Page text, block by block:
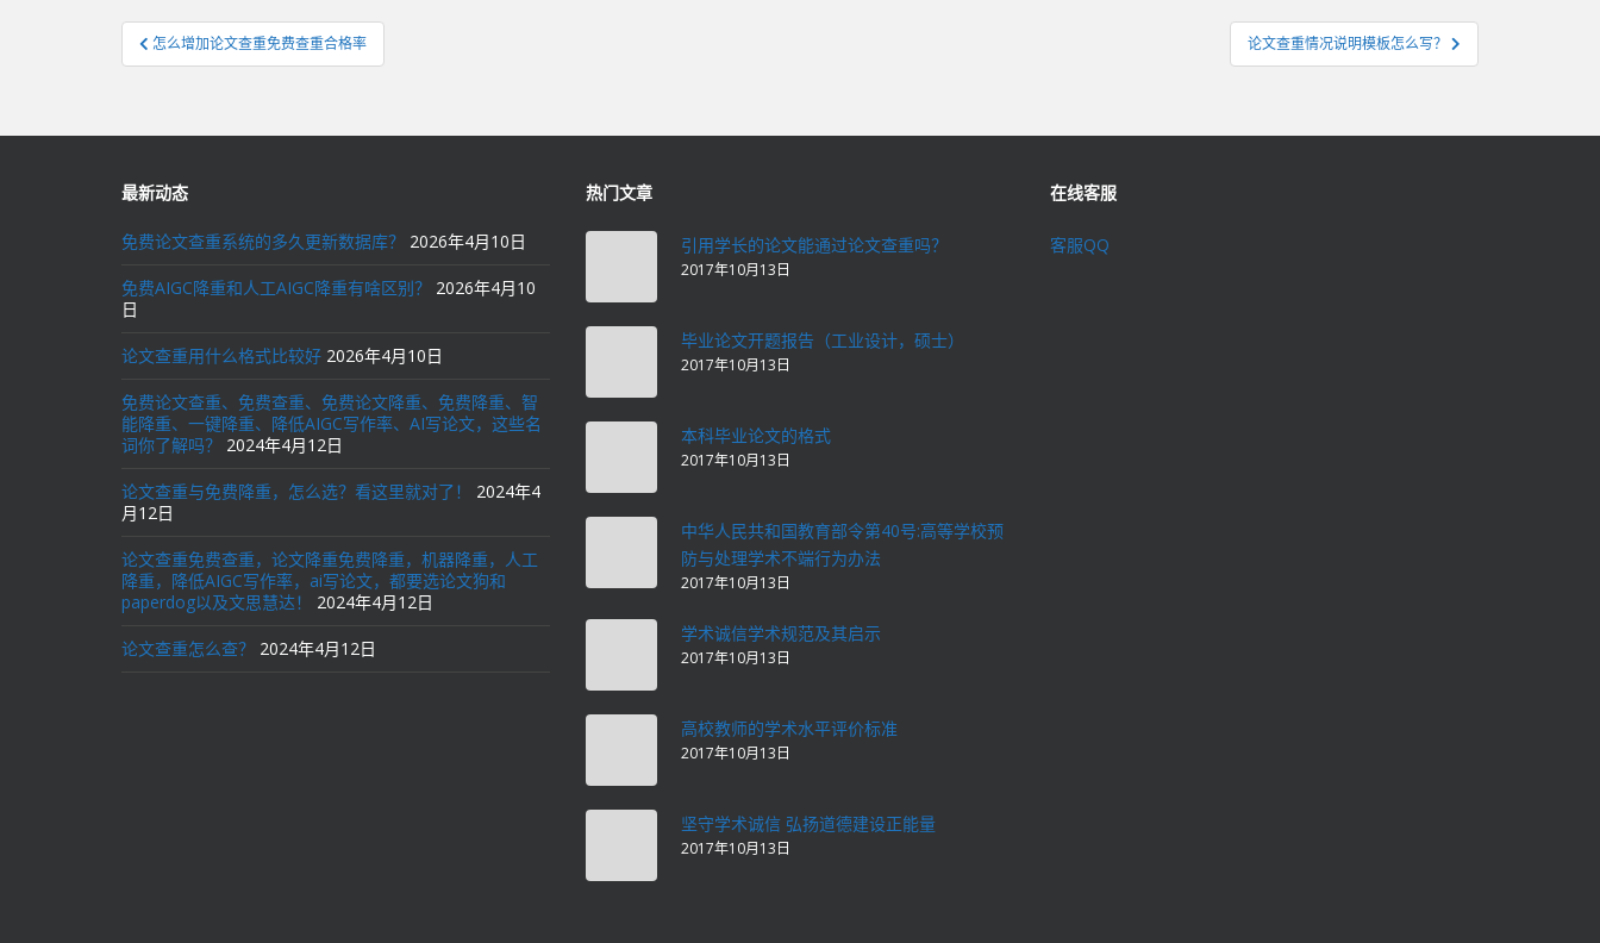
文
章
航
怎么增加论文查重免费查重合格率 论文查重情况说明模板怎么写？
最新动态
免费论文查重系统的多久更新数据库？ 2026年4月10日
免费AIGC降重和人工AIGC降重有啥区别？
2026年4月10
日
论文查重用什么格式比较好 2026年4月10日
免费论文查重、免费查重、免费论文降重、免费降重、智
能降重、一键降重、降低AIGC写作率、AI写论文，这些名
词你了解吗？
2024年4月12日
论文查重与免费降重，怎么选？看这里就对了！
2024年4
月12日
论文查重免费查重，论文降重免费降重，机器降重，人工
降重，降低AIGC写作率，ai写论文，都要选论文狗和
paperdog以及文思慧达！
2024年4月12日
论文查重怎么查？ 2024年4月12日
热门文章
引用学长的论文能通过论文查重吗？
2017年10月13日
毕业论文开题报告（工业设计，硕士）
2017年10月13日
本科毕业论文的格式
2017年10月13日
中华人民共和国教育部令第40号:高等学校预
防与处理学术不端行为办法
2017年10月13日
学术诚信学术规范及其启示
2017年10月13日
高校教师的学术水平评价标准
2017年10月13日
坚守学术诚信 弘扬道德建设正能量
2017年10月13日
在线客服
客服QQ